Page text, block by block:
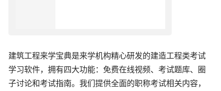
建筑工程来学宝典是来学机构精心研发的建造工程类考试
学习软件，拥有四大功能：免费在线视频、考试题库、圈
子讨论和考试指南。我们提供全面的职称考试相关内容，